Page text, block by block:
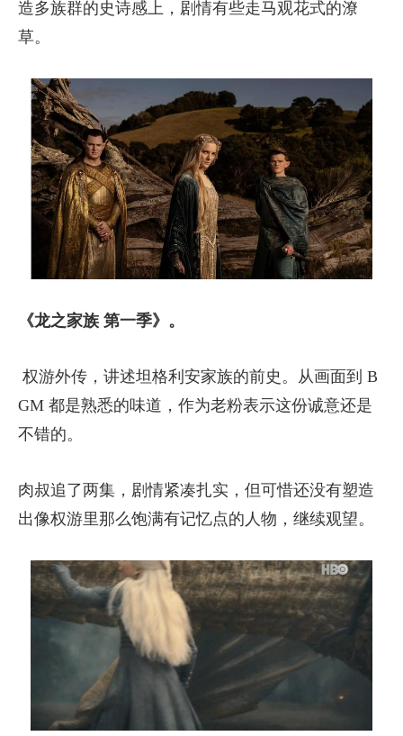
造多族群的史诗感上，剧情有些走马观花式的潦
草。
《龙之家族 第一季》。
‍ 权游外传，讲述坦格利安家族的前史。从画面到 B
GM 都是熟悉的味道，作为老粉表示这份诚意还是
不错的。
肉叔追了两集，剧情紧凑扎实，但可惜还没有塑造
出像权游里那么饱满有记忆点的人物，继续观望。